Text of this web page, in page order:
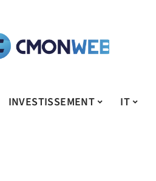
INVESTISSEMENT IT